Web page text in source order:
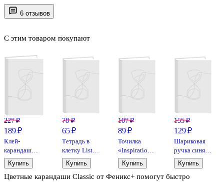
6 отзывов
Цветные карандаши Classic от Феникс+ помогут быстро
С этим товаром покупают
227 ₽
189 ₽
Клей-
карандаш
«Extra», Erich
Krause, 15 г
Купить
78 ₽
65 ₽
Тетрадь в
клетку Listoff
«Классическая
серия» в
ассортименте,
Купить
107 ₽
89 ₽
Точилка
«Inspiration
series», 1
отверстие,
пластик, Yoi,
Купить
155 ₽
129 ₽
Шариковая
ручка синяя
0,5 мм, MC
Gold,
MunHwa
Купить